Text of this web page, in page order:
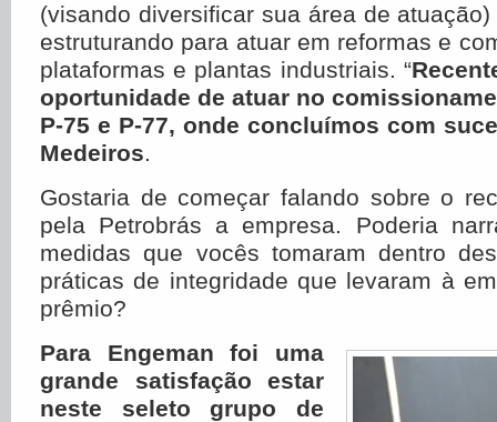
(visando diversificar sua área de
estruturando para atuar em reformas e
plataformas e plantas industriais. “
oportunidade de atuar no
P-75 e P-77, onde concluímos com
Medeiros.
Gostaria de começar falando sobre o
pela Petrobrás a empresa. Poderia
medidas que vocês tomaram dentro
práticas de integridade que levaram à
prêmio?
Para Engeman foi uma
grande satisfação estar
neste seleto grupo de